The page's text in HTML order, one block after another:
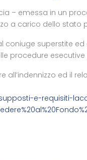
– emessa in un
a carico dello
coniuge superstite
procedure
all’indennizzo ed il
e-requisiti-